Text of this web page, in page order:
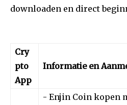
downloaden en direct
Cry
pto
App
Informatie en
- Enjin Coin kopen